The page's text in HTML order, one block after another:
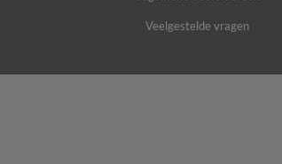
Veelgestelde vragen